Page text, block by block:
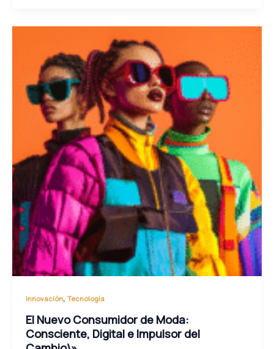
Innovación, Tecnología
El Nuevo Consumidor de Moda:
Consciente, Digital e Impulsor del